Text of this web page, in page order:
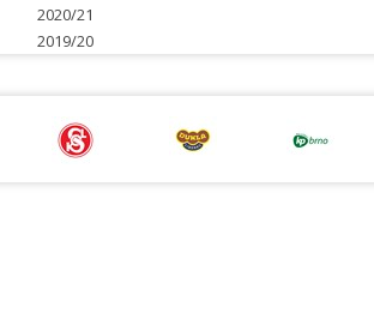
2020/21
2019/20